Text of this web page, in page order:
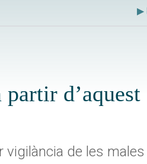
▶
d’aquest
vigilància de les males